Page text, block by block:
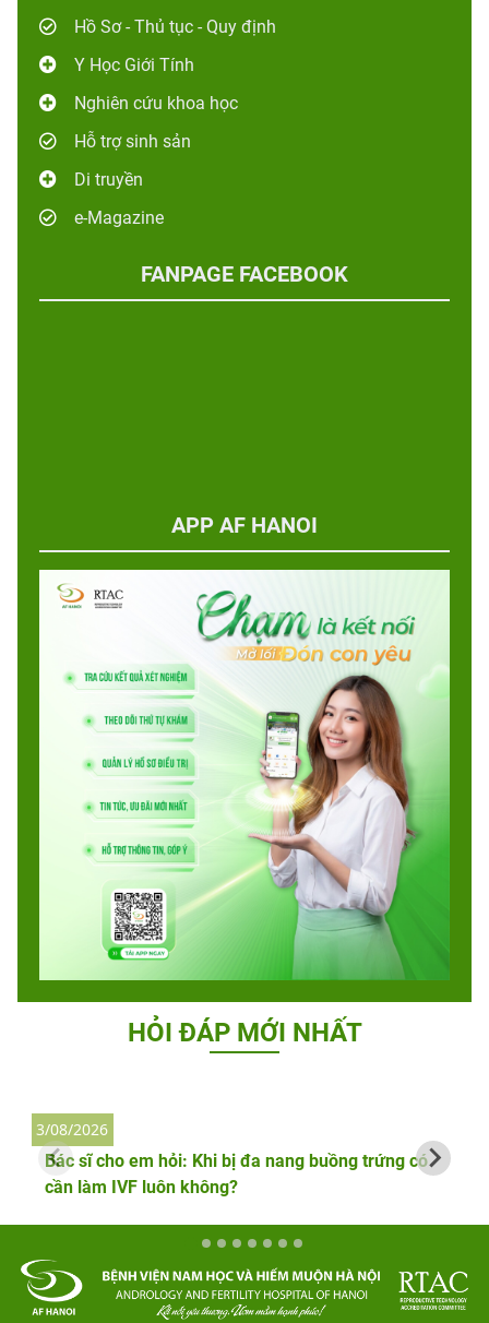
Hồ Sơ - Thủ tục - Quy định
Y Học Giới Tính
Nghiên cứu khoa học
Hỗ trợ sinh sản
Di truyền
e-Magazine
FANPAGE FACEBOOK
APP AF HANOI
HỎI ĐÁP MỚI NHẤT
Bác sĩ cho em hỏi: Khi bị đa nang buồng trứng có
cần làm IVF luôn không?
3/08/2026